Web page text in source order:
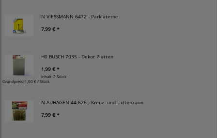
N VIESSMANN 6472 - Parklaterne
7,99 € *
H0 BUSCH 7035 - Dekor Platten
1,99 € *
Inhalt: 2 Stück
Grundpreis: 1,00 € / Stück
N AUHAGEN 44 626 - Kreuz- und Lattenzaun
7,99 € *